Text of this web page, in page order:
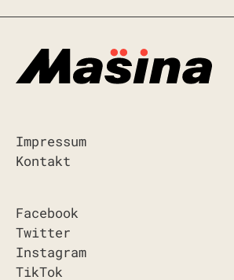
Impressum
Kontakt
Facebook
Twitter
Instagram
TikTok